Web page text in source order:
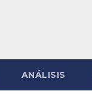
ANÁLISIS